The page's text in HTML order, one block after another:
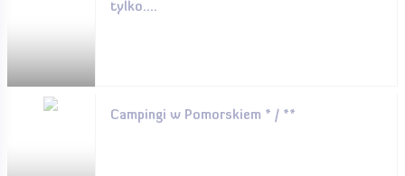
tylko....
Campingi w Pomorskiem * / **